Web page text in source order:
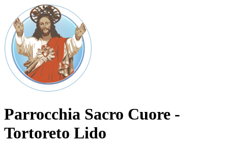
Parrocchia Sacro Cuore -
Tortoreto Lido